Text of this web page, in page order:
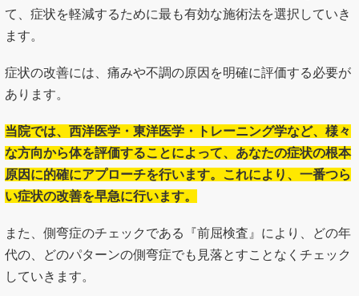
て、症状を軽減するために最も有効な施術法を選択していき
ます。
症状の改善には、痛みや不調の原因を明確に評価する必要が
あります。
当院では、西洋医学・東洋医学・トレーニング学など、様々
な方向から体を評価することによって、あなたの症状の根本
原因に的確にアプローチを行います。これにより、一番つら
い症状の改善を早急に行います。
また、側弯症のチェックである『前屈検査』により、どの年
代の、どのパターンの側弯症でも見落とすことなくチェック
していきます。